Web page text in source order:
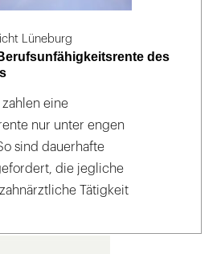
Lüneburg
des
eine
nur unter engen
sind dauerhafte
die jegliche
Tätigkeit